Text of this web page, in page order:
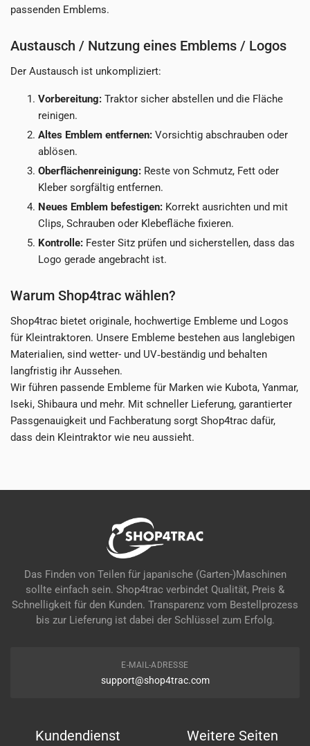
passenden Emblems.
Austausch / Nutzung eines Emblems / Logos
Der Austausch ist unkompliziert:
Vorbereitung: Traktor sicher abstellen und die Fläche
reinigen.
Altes Emblem entfernen: Vorsichtig abschrauben oder
ablösen.
Oberflächenreinigung: Reste von Schmutz, Fett oder
Kleber sorgfältig entfernen.
Neues Emblem befestigen: Korrekt ausrichten und mit
Clips, Schrauben oder Klebefläche fixieren.
Kontrolle: Fester Sitz prüfen und sicherstellen, dass das
Logo gerade angebracht ist.
Warum Shop4trac wählen?
Shop4trac bietet originale, hochwertige Embleme und Logos
für Kleintraktoren. Unsere Embleme bestehen aus langlebigen
Materialien, sind wetter- und UV‑beständig und behalten
langfristig ihr Aussehen.
Wir führen passende Embleme für Marken wie Kubota, Yanmar,
Iseki, Shibaura und mehr. Mit schneller Lieferung, garantierter
Passgenauigkeit und Fachberatung sorgt Shop4trac dafür,
dass dein Kleintraktor wie neu aussieht.
Das Finden von Teilen für japanische (Garten-)Maschinen
sollte einfach sein. Shop4trac verbindet Qualität, Preis &
Schnelligkeit für den Kunden. Transparenz vom Bestellprozess
bis zur Lieferung ist dabei der Schlüssel zum Erfolg.
E-MAIL-ADRESSE
support@shop4trac.com
Kundendienst Weitere Seiten